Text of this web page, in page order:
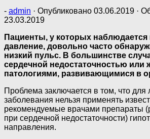
- admin · Опубликовано 03.06.2019 ·
23.03.2019
Пациенты, у которых
давление, довольно часто
низкий пульс. В большинстве
сердечной недостаточностью или
патологиями, развивающимися в
Проблема заключается в том, что для
заболевания нельзя применять
рекомендуемые врачами препараты
при сердечной недостаточности)
направления.